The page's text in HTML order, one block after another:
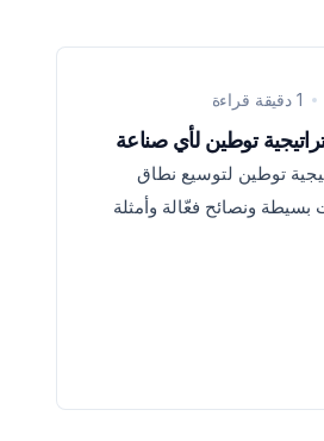
1 دقيقة قراءة
توطين لأي صناعة
توطين لتوسيع نطاق
ونصائح فعّالة وأمثلة